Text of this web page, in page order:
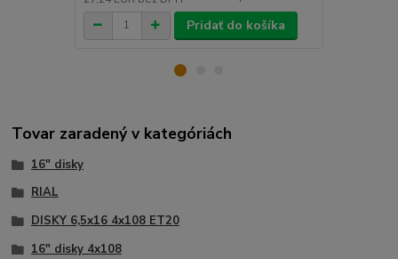
Pridať do košíka
Tovar zaradený v kategóriách
16" disky
RIAL
DISKY 6,5x16 4x108 ET20
16" disky 4x108